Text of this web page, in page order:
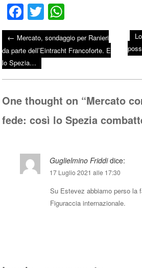
Fa
ce
bo
ok
T
wi
tte
r
ha
ts
A
pp
Post navigation
← Mercato, sondaggio per Ranieri
da parte dell’Eintracht Francoforte. E
lo Spezia…
One thought on “Mercato
fede: così lo Spezia
Guglielmino Friddi dice:
17 Luglio 2021 alle 17:30
Su Estevez abbiamo perso la
Figuraccia internazionale.